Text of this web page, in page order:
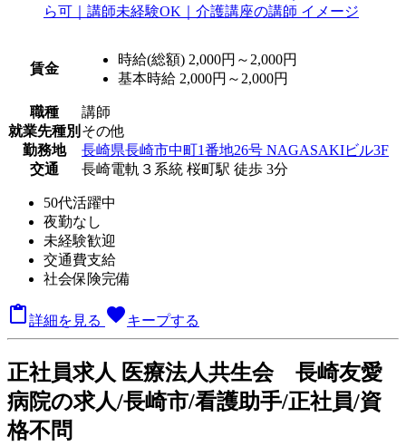
賃金
時給(総額) 2,000円～2,000円
基本時給 2,000円～2,000円
職種
講師
就業先種別 その他
勤務地
長崎県長崎市中町1番地26号 NAGASAKIビル3F
交通
長崎電軌３系統 桜町駅 徒歩 3分
50代活躍中
夜勤なし
未経験歓迎
交通費支給
社会保険完備
詳細を見る favoriteキープする
正社員求人 医療法人共生会 長崎友愛
病院の求人/長崎市/看護助手/正社員/資
格不問